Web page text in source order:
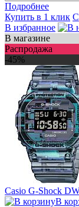
Подробнее
Купить в 1 клик
В избранное
В магазине
Распродажа
-45%
Casio G-Shock
В